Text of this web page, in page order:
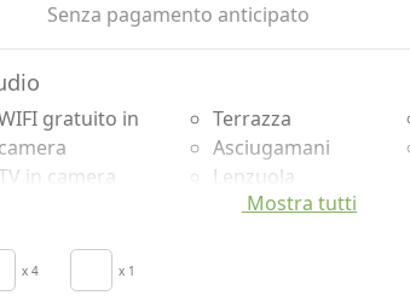
Senza pagamento anticipato
gratuito in
camera
in camera
autonomo
Terrazza
Asciugamani
Lenzuola
Armadio o
Mostra tutti
x 4 x 1